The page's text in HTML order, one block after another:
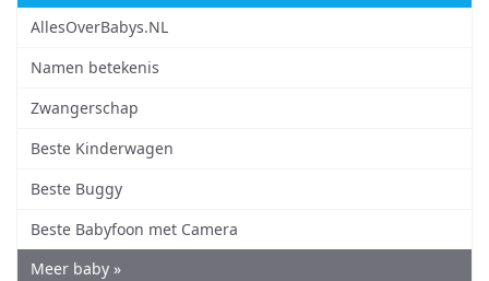
AllesOverBabys.NL
Namen betekenis
Zwangerschap
Beste Kinderwagen
Beste Buggy
Beste Babyfoon met Camera
Meer baby »